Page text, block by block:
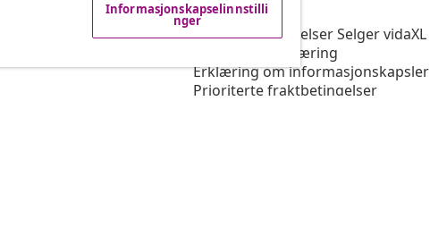
Om vidaXL
Vilkår og betingelser Selger vidaXL
Personvernerklæring
Erklæring om informasjonskapsler
Prioriterte fraktbetingelser
Informasjonskapselinnstilli
nger